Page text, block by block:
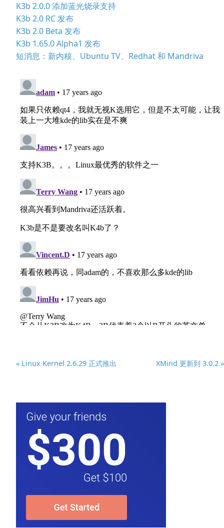
K3b 2.0.0 添加蓝光烧录支持
K3b 2.0 RC 发布
K3b 2.0 Beta 发布
K3b 1.65.0 Alpha1 发布
短消息：新内核、Ubuntu TV、Redhat 和 Mandriva
« Linux Kernel 2.6.29 正式推出 XMind 更新到 3.0.2 »